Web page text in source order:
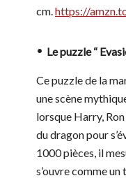
cm. https://
Le puzzle “
Ce puzzle de la
une scène
lorsque Harry,
du dragon pour
1000 pièces, il
s’ouvre comme un